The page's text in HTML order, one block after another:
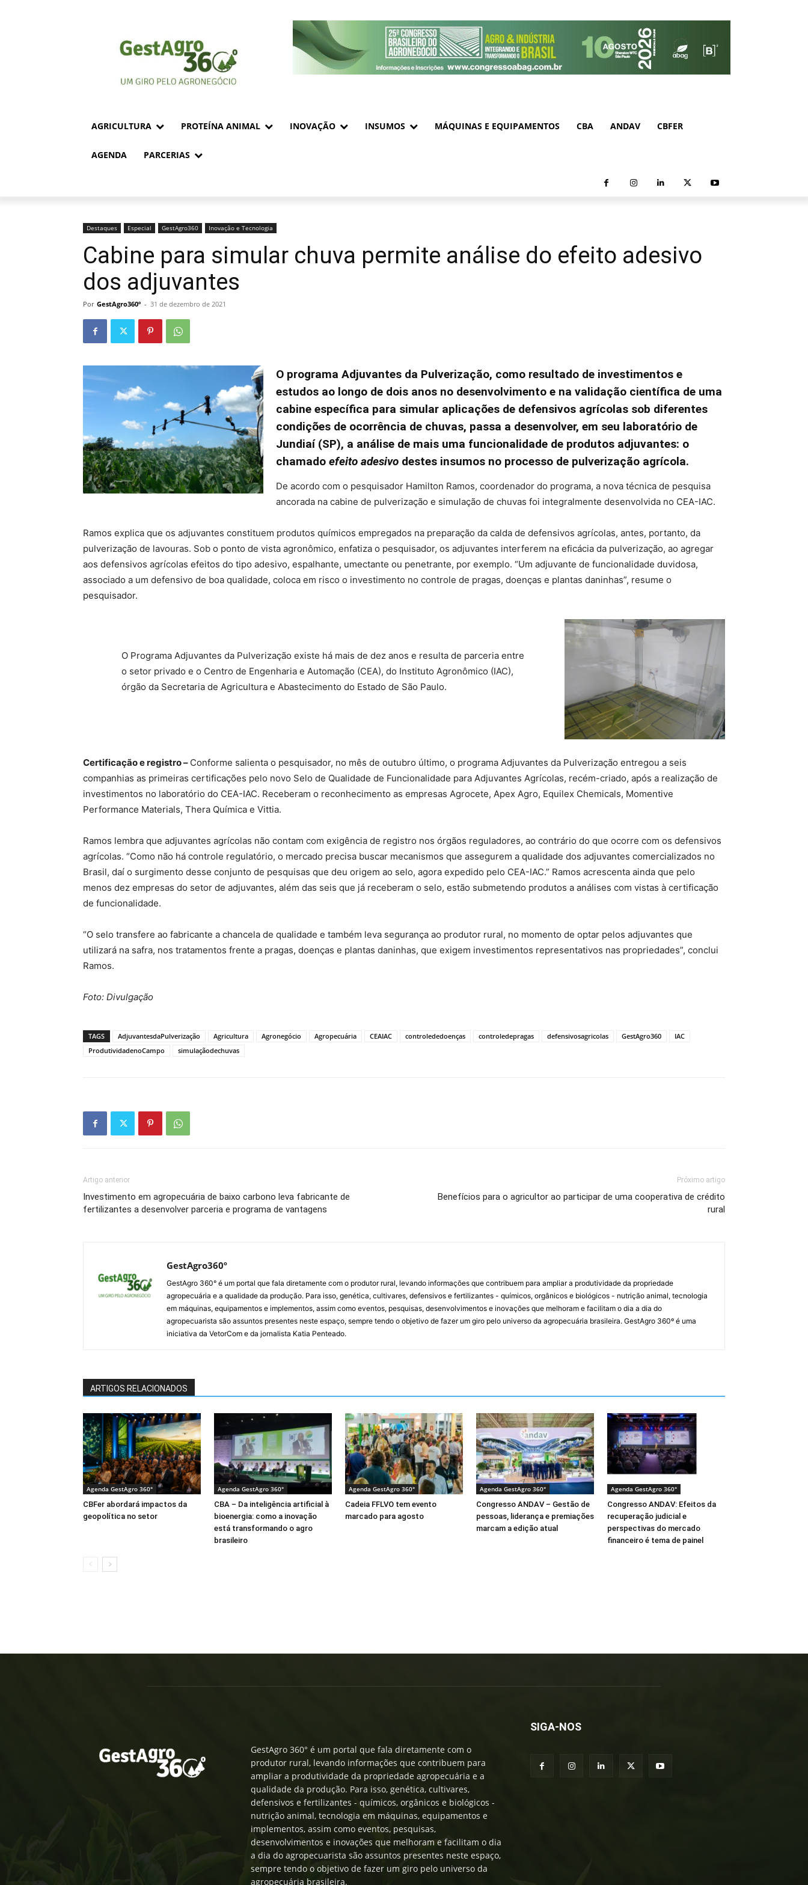
AGRICULTURA PROTEÍNA ANIMAL INOVAÇÃO INSUMOS MÁQUINAS E EQUIPAMENTOS CBA ANDAV CBFER
AGENDA PARCERIAS
Destaques Especial GestAgro360 Inovação e Tecnologia
Cabine para simular chuva permite análise do efeito adesivo
dos adjuvantes
Por GestAgro360º - 31 de dezembro de 2021
O programa Adjuvantes da Pulverização, como resultado de investimentos e
estudos ao longo de dois anos no desenvolvimento e na validação científica de uma
cabine específica para simular aplicações de defensivos agrícolas sob diferentes
condições de ocorrência de chuvas, passa a desenvolver, em seu laboratório de
Jundiaí (SP), a análise de mais uma funcionalidade de produtos adjuvantes: o
chamado efeito adesivo destes insumos no processo de pulverização agrícola.
De acordo com o pesquisador Hamilton Ramos, coordenador do programa, a nova técnica de pesquisa
ancorada na cabine de pulverização e simulação de chuvas foi integralmente desenvolvida no CEA-IAC.
Ramos explica que os adjuvantes constituem produtos químicos empregados na preparação da calda de defensivos agrícolas, antes, portanto, da
pulverização de lavouras. Sob o ponto de vista agronômico, enfatiza o pesquisador, os adjuvantes interferem na eficácia da pulverização, ao agregar
aos defensivos agrícolas efeitos do tipo adesivo, espalhante, umectante ou penetrante, por exemplo. “Um adjuvante de funcionalidade duvidosa,
associado a um defensivo de boa qualidade, coloca em risco o investimento no controle de pragas, doenças e plantas daninhas”, resume o
pesquisador.
O Programa Adjuvantes da Pulverização existe há mais de dez anos e resulta de parceria entre
o setor privado e o Centro de Engenharia e Automação (CEA), do Instituto Agronômico (IAC),
órgão da Secretaria de Agricultura e Abastecimento do Estado de São Paulo.
Certificação e registro – Conforme salienta o pesquisador, no mês de outubro último, o programa Adjuvantes da Pulverização entregou a seis
companhias as primeiras certificações pelo novo Selo de Qualidade de Funcionalidade para Adjuvantes Agrícolas, recém-criado, após a realização de
investimentos no laboratório do CEA-IAC. Receberam o reconhecimento as empresas Agrocete, Apex Agro, Equilex Chemicals, Momentive
Performance Materials, Thera Química e Vittia.
Ramos lembra que adjuvantes agrícolas não contam com exigência de registro nos órgãos reguladores, ao contrário do que ocorre com os defensivos
agrícolas. “Como não há controle regulatório, o mercado precisa buscar mecanismos que assegurem a qualidade dos adjuvantes comercializados no
Brasil, daí o surgimento desse conjunto de pesquisas que deu origem ao selo, agora expedido pelo CEA-IAC.” Ramos acrescenta ainda que pelo
menos dez empresas do setor de adjuvantes, além das seis que já receberam o selo, estão submetendo produtos a análises com vistas à certificação
de funcionalidade.
“O selo transfere ao fabricante a chancela de qualidade e também leva segurança ao produtor rural, no momento de optar pelos adjuvantes que
utilizará na safra, nos tratamentos frente a pragas, doenças e plantas daninhas, que exigem investimentos representativos nas propriedades”, conclui
Ramos.
Foto: Divulgação
TAGS AdjuvantesdaPulverização Agricultura Agronegócio Agropecuária CEAIAC controlededoenças controledepragas defensivosagricolas GestAgro360
IAC
ProdutividadenoCampo
simulaçãodechuvas
Artigo anterior
Investimento em agropecuária de baixo carbono leva fabricante de
fertilizantes a desenvolver parceria e programa de vantagens
Próximo artigo
Benefícios para o agricultor ao participar de uma cooperativa de crédito
rural
GestAgro360º
GestAgro 360° é um portal que fala diretamente com o produtor rural, levando informações que contribuem para ampliar a produtividade da propriedade
agropecuária e a qualidade da produção. Para isso, genética, cultivares, defensivos e fertilizantes - químicos, orgânicos e biológicos - nutrição animal, tecnologia
em máquinas, equipamentos e implementos, assim como eventos, pesquisas, desenvolvimentos e inovações que melhoram e facilitam o dia a dia do
agropecuarista são assuntos presentes neste espaço, sempre tendo o objetivo de fazer um giro pelo universo da agropecuária brasileira. GestAgro 360º é uma
iniciativa da VetorCom e da jornalista Katia Penteado.
ARTIGOS RELACIONADOS
Agenda GestAgro 360°
CBFer abordará impactos da
geopolítica no setor
Agenda GestAgro 360°
CBA – Da inteligência artificial à
bioenergia: como a inovação
está transformando o agro
brasileiro
Agenda GestAgro 360°
Cadeia FFLVO tem evento
marcado para agosto
Agenda GestAgro 360°
Congresso ANDAV – Gestão de
pessoas, liderança e premiações
marcam a edição atual
Agenda GestAgro 360°
Congresso ANDAV: Efeitos da
recuperação judicial e
perspectivas do mercado
financeiro é tema de painel
GestAgro 360° é um portal que fala diretamente com o
produtor rural, levando informações que contribuem para
ampliar a produtividade da propriedade agropecuária e a
qualidade da produção. Para isso, genética, cultivares,
defensivos e fertilizantes - químicos, orgânicos e biológicos -
nutrição animal, tecnologia em máquinas, equipamentos e
implementos, assim como eventos, pesquisas,
desenvolvimentos e inovações que melhoram e facilitam o dia
a dia do agropecuarista são assuntos presentes neste espaço,
sempre tendo o objetivo de fazer um giro pelo universo da
agropecuária brasileira.
SIGA-NOS